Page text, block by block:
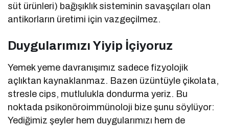
süt ürünleri) bağışıklık sisteminin savaşçıları olan
antikorların üretimi için vazgeçilmez.
Duygularımızı Yiyip İçiyoruz
Yemek yeme davranışımız sadece fizyolojik
açlıktan kaynaklanmaz. Bazen üzüntüyle çikolata,
stresle cips, mutlulukla dondurma yeriz. Bu
noktada psikonöroimmünoloji bize şunu söylüyor:
Yediğimiz şeyler hem duygularımızı hem de